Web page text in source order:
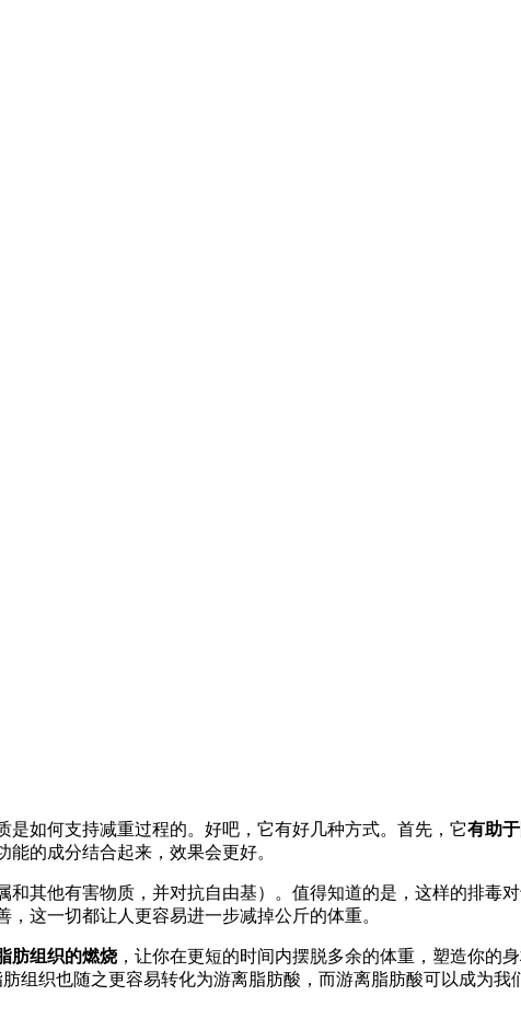
是如何支持减重过程的。好吧，它有好几种方式。首先，它有助
的成分结合起来，效果会更好。
和其他有害物质，并对抗自由基）。值得知道的是，这样的排毒
这一切都让人更容易进一步减掉公斤的体重。
肪组织的燃烧 ，让你在更短的时间内摆脱多余的体重，塑造你的
组织也随之更容易转化为游离脂肪酸，而游离脂肪酸可以成为我